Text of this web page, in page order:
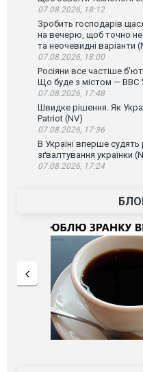
07.08.2026, 18:12
Зробить господарів
на вечерю, щоб точно
та неочевидні варіанти
07.08.2026, 18:00
Росіяни все частіше
Що буде з містом — ВВС
07.08.2026, 17:48
Швидке рішення. Як
Patriot (NV)
07.08.2026, 17:36
В Україні вперше судять
зґвалтування українки
07.08.2026, 17:24